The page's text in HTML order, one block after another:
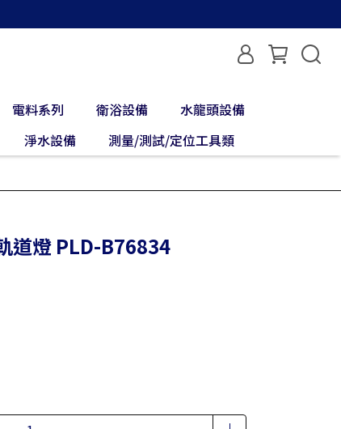
電料系列 衛浴設備
水龍頭設備
淨水設備 測量/測試/定位工具類
道燈 PLD-B76834